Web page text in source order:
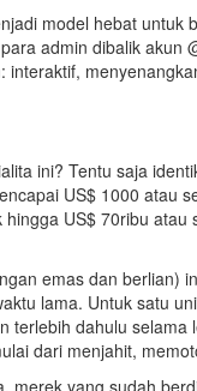
model hebat untuk
admin dibalik akun
ini? Tentu saja
US$ 1000 atau
US$ 70ribu
emas dan berlian)
lama. Untuk satu
terlebih dahulu
dari menjahit,
merek yang sudah